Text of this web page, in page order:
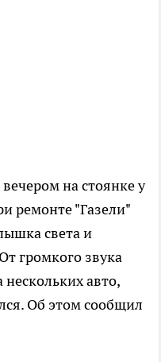
на стоянке у
ремонте "Газели"
света и
громкого звука
нескольких авто,
Об этом сообщил